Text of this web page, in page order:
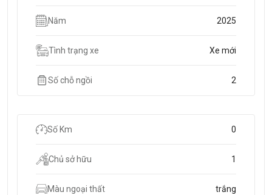
Năm 2025
Tình trạng xe Xe mới
Số chỗ ngồi 2
Số Km 0
Chủ sở hữu 1
Màu ngoại thất trắng